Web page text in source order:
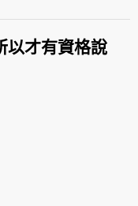
以才有資格說